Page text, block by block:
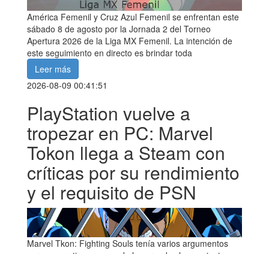
América Femenil y Cruz Azul Femenil se enfrentan este
sábado 8 de agosto por la Jornada 2 del Torneo
Apertura 2026 de la Liga MX Femenil. La intención de
este seguimiento en directo es brindar toda
Leer más
2026-08-09 00:41:51
PlayStation vuelve a
tropezar en PC: Marvel
Tokon llega a Steam con
críticas por su rendimiento
y el requisito de PSN
Marvel Tkon: Fighting Souls tenía varios argumentos